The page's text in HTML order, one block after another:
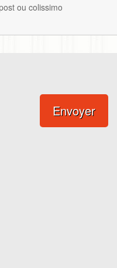
ou colissimo
Envoyer